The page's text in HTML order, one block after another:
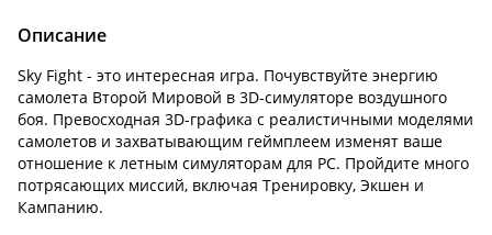
Описание
Sky Fight - это интересная игра. Почувствуйте энергию
самолета Второй Мировой в 3D-симуляторе воздушного
боя. Превосходная 3D-графика с реалистичными моделями
самолетов и захватывающим геймплеем изменят ваше
отношение к летным симуляторам для PC. Пройдите много
потрясающих миссий, включая Тренировку, Экшен и
Кампанию.